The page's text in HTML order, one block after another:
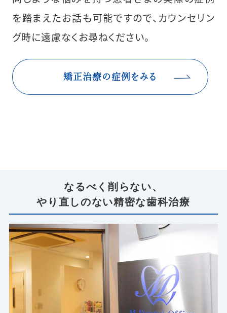
を踏まえたお話も可能ですので、カウンセリン
グ時に遠慮なくお尋ねください。
矯正治療の症例をみる
なるべく削らない、
やり直しのない精密な歯科治療